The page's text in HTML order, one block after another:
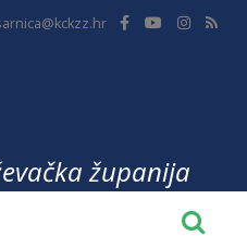
županija